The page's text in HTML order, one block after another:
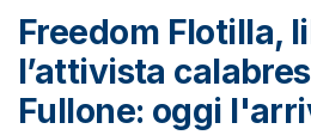
Freedom Flotilla,
l’attivista
Fullone: oggi